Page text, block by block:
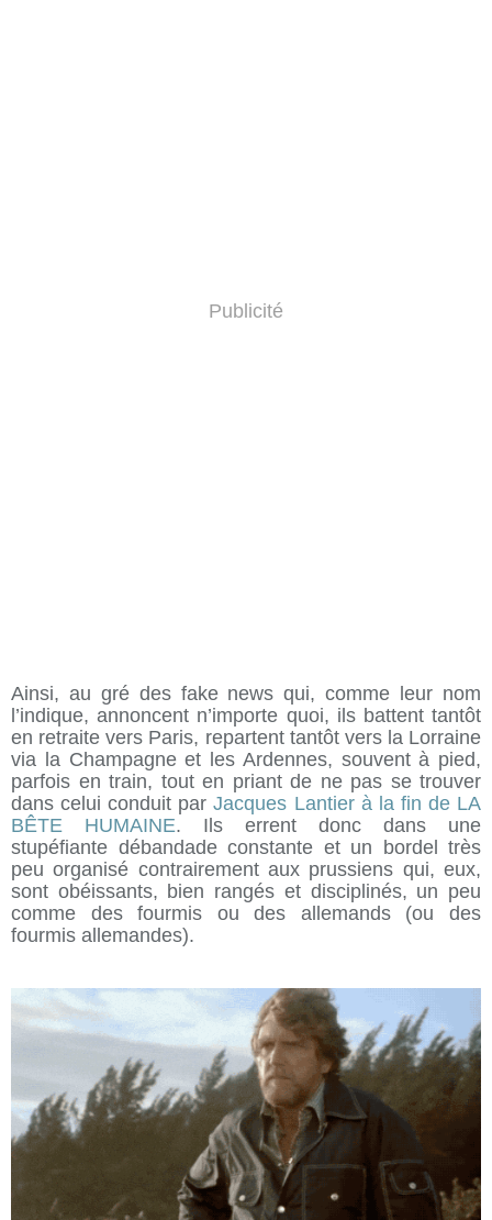
Publicité
Ainsi, au gré des fake news qui, comme leur nom
l’indique, annoncent n’importe quoi, ils battent tantôt
en retraite vers Paris, repartent tantôt vers la Lorraine
via la Champagne et les Ardennes, souvent à pied,
parfois en train, tout en priant de ne pas se trouver
dans celui conduit parJacques Lantier à la fin de LA
BÊTE HUMAINE. Ils errent donc dans une
stupéfiante débandade constante et un bordel très
peu organisé contrairement aux prussiens qui, eux,
sont obéissants, bien rangés et disciplinés, un peu
comme des fourmis ou des allemands (ou des
fourmis allemandes).